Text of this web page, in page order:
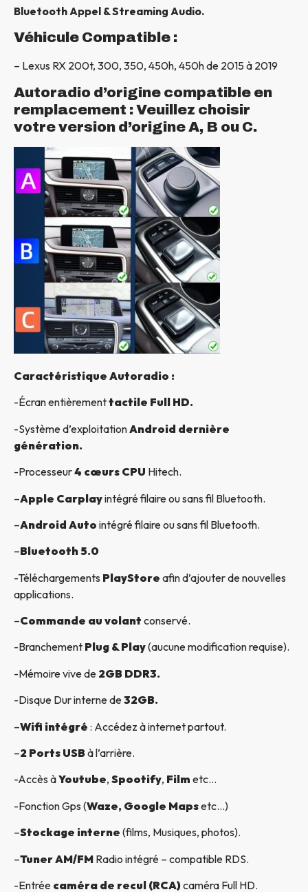
Bluetooth Appel & Streaming Audio.
Véhicule Compatible :
– Lexus RX 200t, 300, 350, 450h, 450h de 2015 à 2019
Autoradio d’origine compatible en
remplacement : Veuillez choisir
votre version d’origine A, B ou C.
Caractéristique Autoradio :
-Écran entièrementtactile Full HD.
-Système d’exploitationAndroid dernière
génération.
-Processeur4 cœurs CPU Hitech.
–Apple Carplayintégré filaire ou sans fil Bluetooth.
–Android Auto intégré filaire ou sans fil Bluetooth.
–Bluetooth 5.0
-Téléchargements PlayStore afin d’ajouter de nouvelles
applications.
–Commande au volant conservé.
-Branchement Plug & Play(aucune modification requise).
-Mémoire vive de 2GB DDR3.
-Disque Dur interne de32GB.
–Wifi intégré : Accédez à internet partout.
–2 Ports USBà l’arrière.
-Accès àYoutube, Spootify, Film etc…
-Fonction Gps (Waze, Google Mapsetc…)
–Stockage interne (films, Musiques, photos).
–Tuner AM/FM Radio intégré – compatible RDS.
-Entrée caméra de recul (RCA)caméra Full HD.